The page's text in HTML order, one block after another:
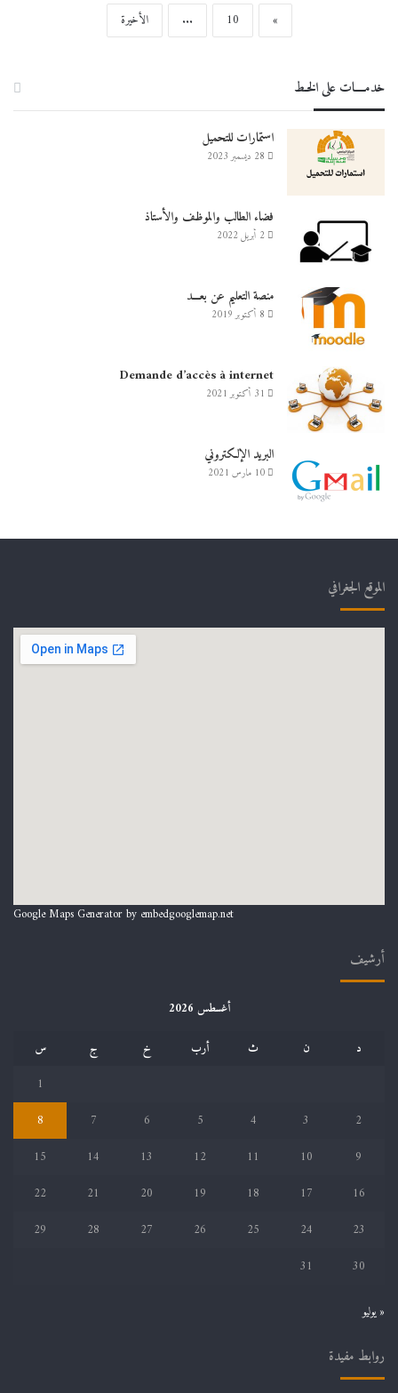
»
10
... الأخيرة
خدمــــات على الخـط
استمارات للتحميل
28 ديسمبر 2023
فضاء الطالب والموظف والأستاذ
2 أبريل 2022
منصة التعليم عن بعـــد
8 أكتوبر 2019
Demande d’accès à internet
31 أكتوبر 2021
البريد الإلكتروني
10 مارس 2021
الموقع الجغرافي
Google Maps Generator by embedgooglemap.net
أرشيف
أغسطس 2026
د
ن ث أرب خ ج
س
1
2
3
4
5
6
7
8
9
10
11
12
13
14
15
16
17
18
19
20
21
22
23
24
25
26
27
28
29
30
31
« يوليو
روابط مفيدة